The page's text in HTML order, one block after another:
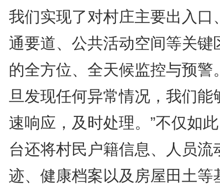
我们实现了对村庄主要出入口
通要道、公共活动空间等关键
的全方位、全天候监控与预警
旦发现任何异常情况，我们能
速响应，及时处理。”不仅如
台还将村民户籍信息、人员流
迹、健康档案以及房屋田土等